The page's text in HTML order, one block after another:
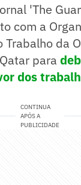
'The
com a
da
para
dos
CONTINUA
APÓS A
PUBLICIDADE